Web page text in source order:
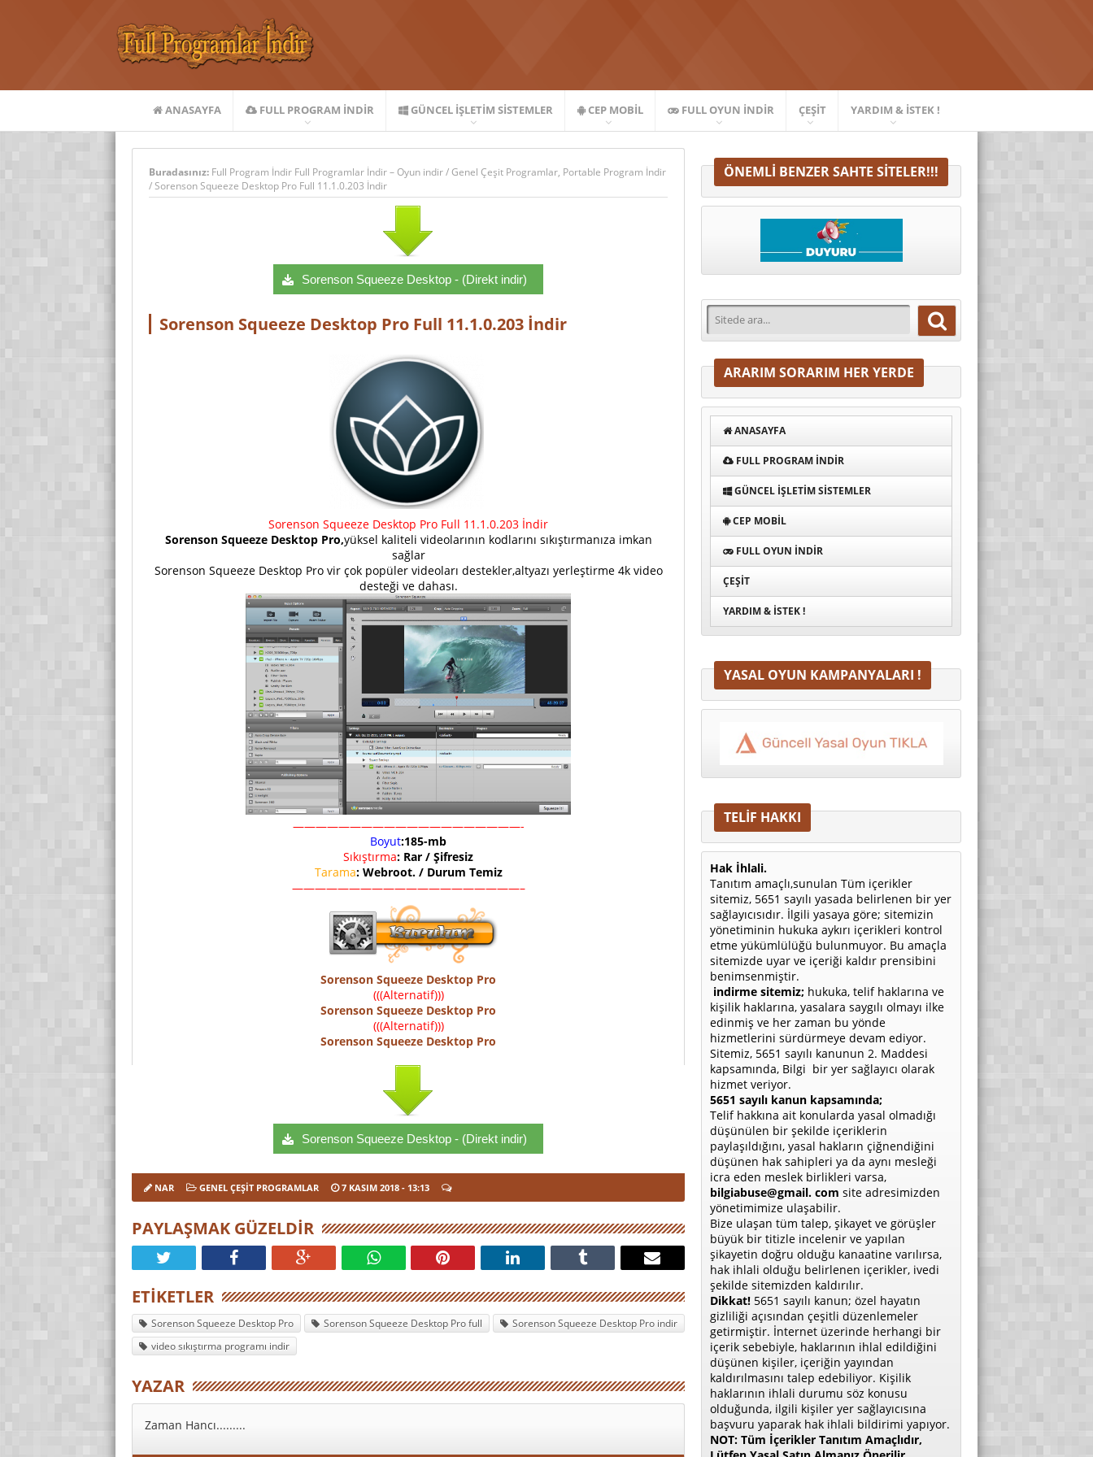
ANASAYFA FULL PROGRAM INDIR GÜNCEL İŞLETIM SISTEMLER CEP MOBIL FULL OYUN İNDIR ÇEŞIT YARDIM & İSTEK !
Buradasınız: Full Program İndir Full Programlar İndir – Oyun indir/Genel Çeşit Programlar, Portable Program İndir
/Sorenson Squeeze Desktop Pro Full 11.1.0.203 İndir
Sorenson Squeeze Desktop - (Direkt indir)
Sorenson Squeeze Desktop Pro Full 11.1.0.203 İndir
Sorenson Squeeze Desktop Pro Full 11.1.0.203 İndir
Sorenson Squeeze Desktop Pro,yüksel kaliteli videolarının kodlarını sıkıştırmanıza imkan
sağlar
Sorenson Squeeze Desktop Pro vir çok popüler videoları destekler,altyazı yerleştirme 4k video
desteği ve dahası.
————————————————————-
Boyut:185-mb
Sıkıştırma: Rar / Şifresiz
Tarama: Webroot. / Durum Temiz
————————————————————–
Sorenson Squeeze Desktop Pro
(((Alternatif)))
Sorenson Squeeze Desktop Pro
(((Alternatif)))
Sorenson Squeeze Desktop Pro
Sorenson Squeeze Desktop - (Direkt indir)
NAR GENEL ÇEŞIT PROGRAMLAR 7 KASIM 2018 - 13:13
PAYLAŞMAK GÜZELDIR
ETIKETLER
Sorenson Squeeze Desktop Pro Sorenson Squeeze Desktop Pro full
Sorenson Squeeze Desktop Pro indir
video sıkıştırma programı indir
YAZAR
Zaman Hancı.........
ÖNEMLI BENZER SAHTE SITELER!!!
ARARIM SORARIM HER YERDE
ANASAYFA
FULL PROGRAM INDIR
GÜNCEL İŞLETIM SISTEMLER
CEP MOBIL
FULL OYUN İNDIR
ÇEŞIT
YARDIM & İSTEK !
YASAL OYUN KAMPANYALARI !
TELİF HAKKI
Hak İhlali.
Tanıtım amaçlı,sunulan Tüm içerikler
sitemiz, 5651 sayılı yasada belirlenen bir yer
sağlayıcısıdır. İlgili yasaya göre; sitemizin
yönetiminin hukuka aykırı içerikleri kontrol
etme yükümlülüğü bulunmuyor. Bu amaçla
sitemizde uyar ve içeriği kaldır prensibini
benimsenmiştir.
indirme sitemiz; hukuka, telif haklarına ve
kişilik haklarına, yasalara saygılı olmayı ilke
edinmiş ve her zaman bu yönde
hizmetlerini sürdürmeye devam ediyor.
Sitemiz, 5651 sayılı kanunun 2. Maddesi
kapsamında, Bilgi bir yer sağlayıcı olarak
hizmet veriyor.
5651 sayılı kanun kapsamında;
Telif hakkına ait konularda yasal olmadığı
düşünülen bir şekilde içeriklerin
paylaşıldığını, yasal hakların çiğnendiğini
düşünen hak sahipleri ya da aynı mesleği
icra eden meslek birlikleri varsa,
bilgiabuse@gmail. com site adresimizden
yönetimimize ulaşabilir.
Bize ulaşan tüm talep, şikayet ve görüşler
büyük bir titizle incelenir ve yapılan
şikayetin doğru olduğu kanaatine varılırsa,
hak ihlali olduğu belirlenen içerikler, ivedi
şekilde sitemizden kaldırılır.
Dikkat! 5651 sayılı kanun; özel hayatın
gizliliği açısından çeşitli düzenlemeler
getirmiştir. İnternet üzerinde herhangi bir
içerik sebebiyle, haklarının ihlal edildiğini
düşünen kişiler, içeriğin yayından
kaldırılmasını talep edebiliyor. Kişilik
haklarının ihlali durumu söz konusu
olduğunda, ilgili kişiler yer sağlayıcısına
başvuru yaparak hak ihlali bildirimi yapıyor.
NOT: Tüm İçerikler Tanıtım Amaçlıdır,